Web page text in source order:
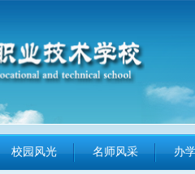
校园风光 名师风采 办